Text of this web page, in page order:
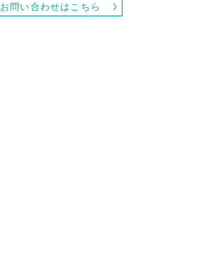
お問い合わせはこちら